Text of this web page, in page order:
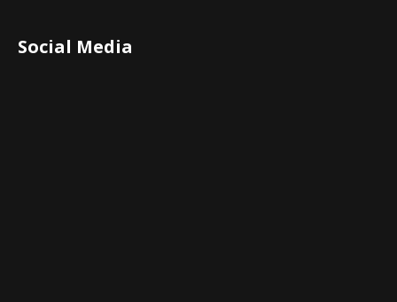
Social Media